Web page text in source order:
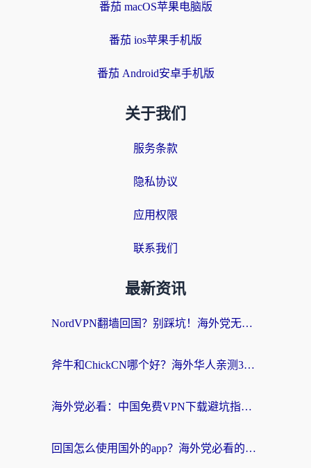
番茄 macOS苹果电脑版
番茄 ios苹果手机版
番茄 Android安卓手机版
关于我们
服务条款
隐私协议
应用权限
联系我们
最新资讯
NordVPN翻墙回国？别踩坑！海外党无缝访问国内资源的真实指南
斧牛和ChickCN哪个好？海外华人亲测3款回国加速器+免费试用攻略
海外党必看：中国免费VPN下载避坑指南 + 无缝访问国内资源的终极方案
回国怎么使用国外的app？海外党必看的无缝访问国内资源全攻略